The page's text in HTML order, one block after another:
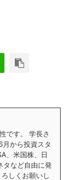
です。 学長さ
から投資スタ
、米国株、日
タなど自由に発
しくお願いし